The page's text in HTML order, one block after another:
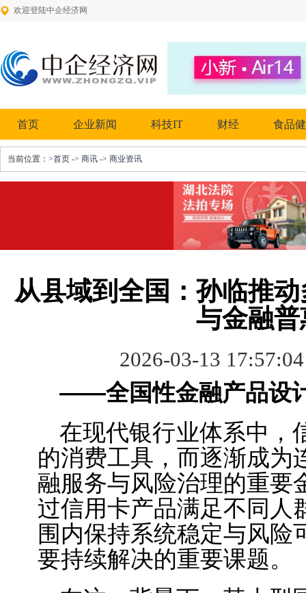
欢迎登陆中企经济网
首页 企业新闻 科技IT 财经 食品
当前位置： >首页 -> 商讯 -> 商业资讯
从县域到全国：孙临推
与金融
2026-03-13
——全国性金融产品设
在现代银行业体系中，
的消费工具，而逐渐成为
融服务与风险治理的重要
过信用卡产品满足不同人
围内保持系统稳定与风险
要持续解决的重要课题。